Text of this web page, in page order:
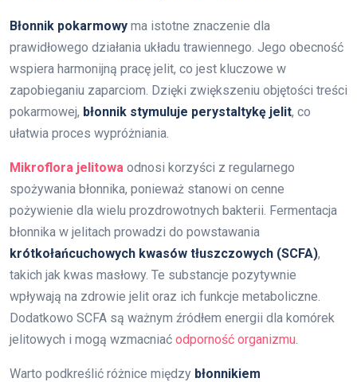
Błonnik pokarmowy ma istotne znaczenie dla
prawidłowego działania układu trawiennego. Jego obecność
wspiera harmonijną pracę jelit, co jest kluczowe w
zapobieganiu zaparciom. Dzięki zwiększeniu objętości treści
pokarmowej, błonnik stymuluje perystaltykę jelit, co
ułatwia proces wypróżniania.
Mikroflora jelitowa odnosi korzyści z regularnego
spożywania błonnika, ponieważ stanowi on cenne
pożywienie dla wielu prozdrowotnych bakterii. Fermentacja
błonnika w jelitach prowadzi do powstawania
krótkołańcuchowych kwasów tłuszczowych (SCFA),
takich jak kwas masłowy. Te substancje pozytywnie
wpływają na zdrowie jelit oraz ich funkcje metaboliczne.
Dodatkowo SCFA są ważnym źródłem energii dla komórek
jelitowych i mogą wzmacniać odporność organizmu.
Warto podkreślić różnice między błonnikiem